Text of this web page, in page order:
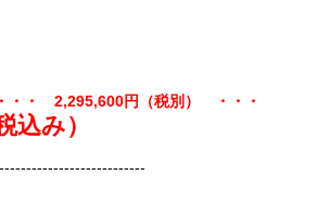
・・ 2,295,600円（税別） ・・・
込み）